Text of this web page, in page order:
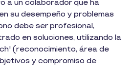
a un colaborador que ha
su desempeño y problemas
debe ser profesional,
en soluciones, utilizando la
(reconocimiento, área de
y compromiso de